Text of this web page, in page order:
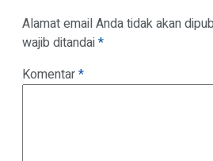
Alamat email Anda tidak akan
wajib ditandai*
Komentar*